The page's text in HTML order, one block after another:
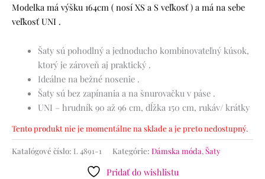
Modelka má výšku 164cm ( nosí XS a S veľkosť ) a má na sebe
veľkosť UNI .
Šaty sú pohodlný a jednoducho kombinovateľný kúsok,
ktorý je zároveň aj praktický .
Ideálne na bežné nosenie .
Šaty sú bez zapínania a na šnurovačku v páse .
UNI – hrudník 90 až 96 cm, dĺžka 150 cm, rukáv/ krátky
Tento produkt nie je momentálne na sklade a je preto nedostupný.
Katalógové číslo: L 4891-1 Kategórie: Dámska móda,Šaty
Pridať do wishlistu